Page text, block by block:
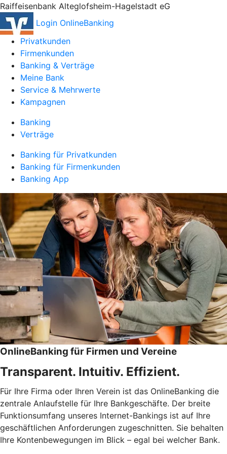
Raiffeisenbank Alteglofsheim-Hagelstadt eG
Login OnlineBanking
Privatkunden
Firmenkunden
Banking & Verträge
Meine Bank
Service & Mehrwerte
Kampagnen
Banking
Verträge
Banking für Privatkunden
Banking für Firmenkunden
Banking App
OnlineBanking für Firmen und Vereine
Transparent. Intuitiv. Effizient.
Für Ihre Firma oder Ihren Verein ist das OnlineBanking die
zentrale Anlaufstelle für Ihre Bankgeschäfte. Der breite
Funktionsumfang unseres Internet-Bankings ist auf Ihre
geschäftlichen Anforderungen zugeschnitten. Sie behalten
Ihre Kontenbewegungen im Blick – egal bei welcher Bank.